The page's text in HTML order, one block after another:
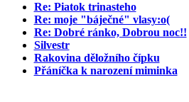
Re: Piatok trinasteho
Re: moje "báječné" vlasy:o(
Re: Dobré ránko, Dobrou noc!!
Silvestr
Rakovina děložního čípku
Přáníčka k narození miminka